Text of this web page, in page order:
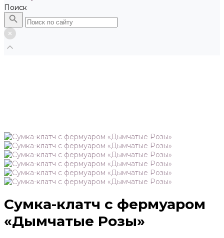
Поиск
Сумка-клатч с фермуаром
«Дымчатые Розы»